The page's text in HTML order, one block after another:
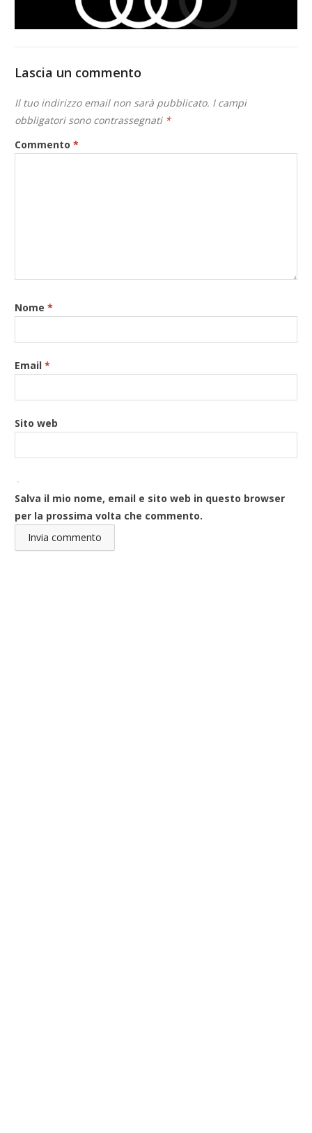
Lascia un commento
Il tuo indirizzo email non sarà pubblicato. I campi
obbligatori sono contrassegnati *
Commento*
Nome*
Email*
Sito web
Salva il mio nome, email e sito web in questo browser
per la prossima volta che commento.